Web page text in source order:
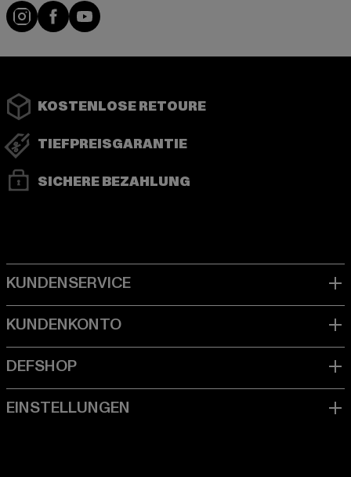
Instagram
FacebookYouTube
KOSTENLOSE RETOURE
TIEFPREISGARANTIE
SICHERE BEZAHLUNG